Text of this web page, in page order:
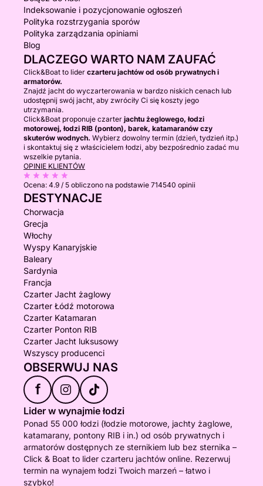
Indeksowanie i pozycjonowanie ogłoszeń
Polityka rozstrzygania sporów
Polityka zarządzania opiniami
Blog
DLACZEGO WARTO NAM ZAUFAĆ
Click&Boat to lider czarteru jachtów od osób prywatnych i
armatorów.
Znajdź jacht do wyczarterowania w bardzo niskich cenach lub
udostępnij swój jacht, aby zwróciły Ci się koszty jego
utrzymania.
Click&Boat proponuje czarter jachtu żeglowego, łodzi
motorowej, łodzi RIB (ponton), barek, katamaranów czy
skuterów wodnych. Wybierz dowolny termin (dzień, tydzień itp.)
i skontaktuj się z właścicielem łodzi, aby bezpośrednio zadać mu
wszelkie pytania.
OPINIE KLIENTÓW
Ocena: 4.9 / 5 obliczono na podstawie 714540 opinii
DESTYNACJE
Chorwacja
Grecja
Włochy
Wyspy Kanaryjskie
Baleary
Sardynia
Francja
Czarter Jacht żaglowy
Czarter Łódź motorowa
Czarter Katamaran
Czarter Ponton RIB
Czarter Jacht luksusowy
Wszyscy producenci
OBSERWUJ NAS
f
Lider w wynajmie łodzi
Ponad 55 000 łodzi (łodzie motorowe, jachty żaglowe,
katamarany, pontony RIB i in.) od osób prywatnych i
armatorów dostępnych ze sternikiem lub bez sternika –
Click & Boat to lider czarteru jachtów online. Rezerwuj
termin na wynajem łodzi Twoich marzeń – łatwo i
szybko!